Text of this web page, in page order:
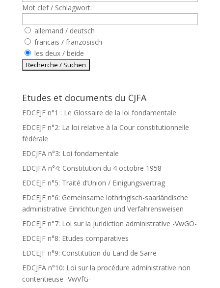
Mot clef / Schlagwort:
allemand / deutsch
francais / französisch
les deux / beide
Etudes et documents du CJFA
EDCEJF n°1 : Le Glossaire de la loi fondamentale
EDCEJF n°2: La loi relative à la Cour constitutionnelle
fédérale
EDCJFA n°3: Loi fondamentale
EDCJFA n°4: Constitution du 4 octobre 1958
EDCEJF n°5: Traité d’Union / Einigungsvertrag
EDCEJF n°6: Gemeinsame lothringisch-saarländische
administrative Einrichtungen und Verfahrensweisen
EDCEJF n°7: Loi sur la juridiction administrative -VwGO-
EDCEJF n°8: Etudes comparatives
EDCEJF n°9: Constitution du Land de Sarre
EDCJFA n°10: Loi sur la procédure administrative non
contentieuse -VwVfG-